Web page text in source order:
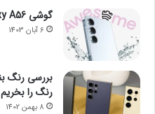
گوشی Galaxy A56 با دوربین بهتر همراه است
6 آبان 1403
رنگ را بخریم
8 بهمن 1402